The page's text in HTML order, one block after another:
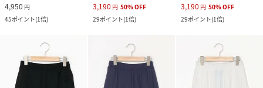
4,950 円
45ポイント(1倍)
3,190 円 50%OFF
29ポイント(1倍)
3,190 円 50%OFF
29ポイント(1倍)